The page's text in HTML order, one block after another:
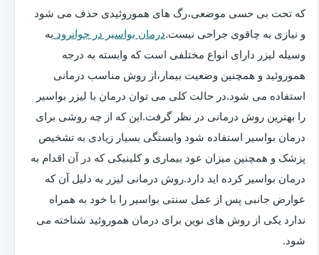
که تحت بی حسی موضعی،رگ های هموروئیدی حذف می شود
و نیازی به چاقوی جراحی نیست.درمان بواسیر در جوانرود به
وسیله لیزر دارای انواع مختلفی است که وابسته به درجه
هموروئید و همچنین وضعیت بیمار،از روش مناسب درمانی
استفاده می شود.در حالت کلی می توان درمان با لیزر بواسیر
را بهترین روش درمانی در نظر گرفت.این که از چه روشی برای
درمان بواسیر استفاده شود وابستگی بسیار زیادی به تشخیص
پزشک و همچنین میزان عود بیماری و کلینیکی که در آن اقدام به
درمان بواسیر کرده اید دارد.روش درمانی لیزر به دلیل آن که
عوارض جانبی پس از عمل سنتی بواسیر را با خود به همراه
ندارد یکی از روش های نوین برای درمان هموروئید شناخته می
شود.